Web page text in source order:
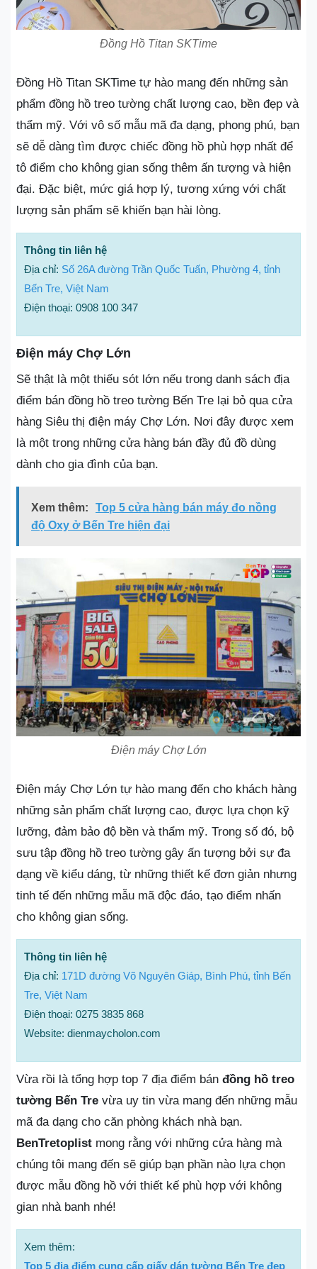
Đồng Hồ Titan SKTime
Đồng Hồ Titan SKTime tự hào mang đến những sản
phẩm đồng hồ treo tường chất lượng cao, bền đẹp và
thẩm mỹ. Với vô số mẫu mã đa dạng, phong phú, bạn
sẽ dễ dàng tìm được chiếc đồng hồ phù hợp nhất để
tô điểm cho không gian sống thêm ấn tượng và hiện
đại. Đặc biệt, mức giá hợp lý, tương xứng với chất
lượng sản phẩm sẽ khiến bạn hài lòng.
Thông tin liên hệ
Địa chỉ: Số 26A đường Trần Quốc Tuấn, Phường 4, tỉnh
Bến Tre, Việt Nam
Điện thoại: 0908 100 347
Điện máy Chợ Lớn
Sẽ thật là một thiếu sót lớn nếu trong danh sách địa
điểm bán đồng hồ treo tường Bến Tre lại bỏ qua cửa
hàng Siêu thị điện máy Chợ Lớn. Nơi đây được xem
là một trong những cửa hàng bán đầy đủ đồ dùng
dành cho gia đình của bạn.
Xem thêm:
Top 5 cửa hàng bán máy đo nồng
độ Oxy ở Bến Tre hiện đại
Điện máy Chợ Lớn
Điện máy Chợ Lớn tự hào mang đến cho khách hàng
những sản phẩm chất lượng cao, được lựa chọn kỹ
lưỡng, đảm bảo độ bền và thẩm mỹ. Trong số đó, bộ
sưu tập đồng hồ treo tường gây ấn tượng bởi sự đa
dạng về kiểu dáng, từ những thiết kế đơn giản nhưng
tinh tế đến những mẫu mã độc đáo, tạo điểm nhấn
cho không gian sống.
Thông tin liên hệ
Địa chỉ: 171D đường Võ Nguyên Giáp, Bình Phú, tỉnh Bến
Tre, Việt Nam
Điện thoại: 0275 3835 868
Website: dienmaycholon.com
Vừa rồi là tổng hợp top 7 địa điểm bán đồng hồ treo
tường Bến Tre vừa uy tin vừa mang đến những mẫu
mã đa dạng cho căn phòng khách nhà bạn.
BenTretoplist mong rằng với những cửa hàng mà
chúng tôi mang đến sẽ giúp bạn phần nào lựa chọn
được mẫu đồng hồ với thiết kế phù hợp với không
gian nhà banh nhé!
Xem thêm:
Top 5 địa điểm cung cấp giấy dán tường Bến Tre đẹp